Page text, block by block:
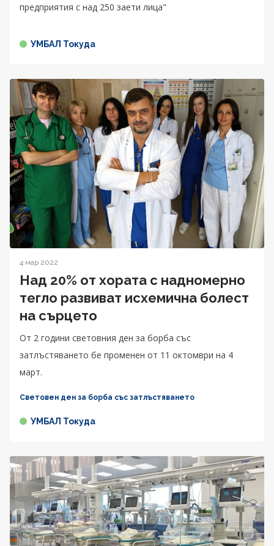
предприятия с над 250 заети лица"
УМБАЛ Токуда
4 мар 2022
Над 20% от хората с надномерно
тегло развиват исхемична болест
на сърцето
От 2 години световния ден за борба със
затлъстяването бе променен от 11 октомври на 4
март.
Световен ден за борба със затлъстяването
УМБАЛ Токуда